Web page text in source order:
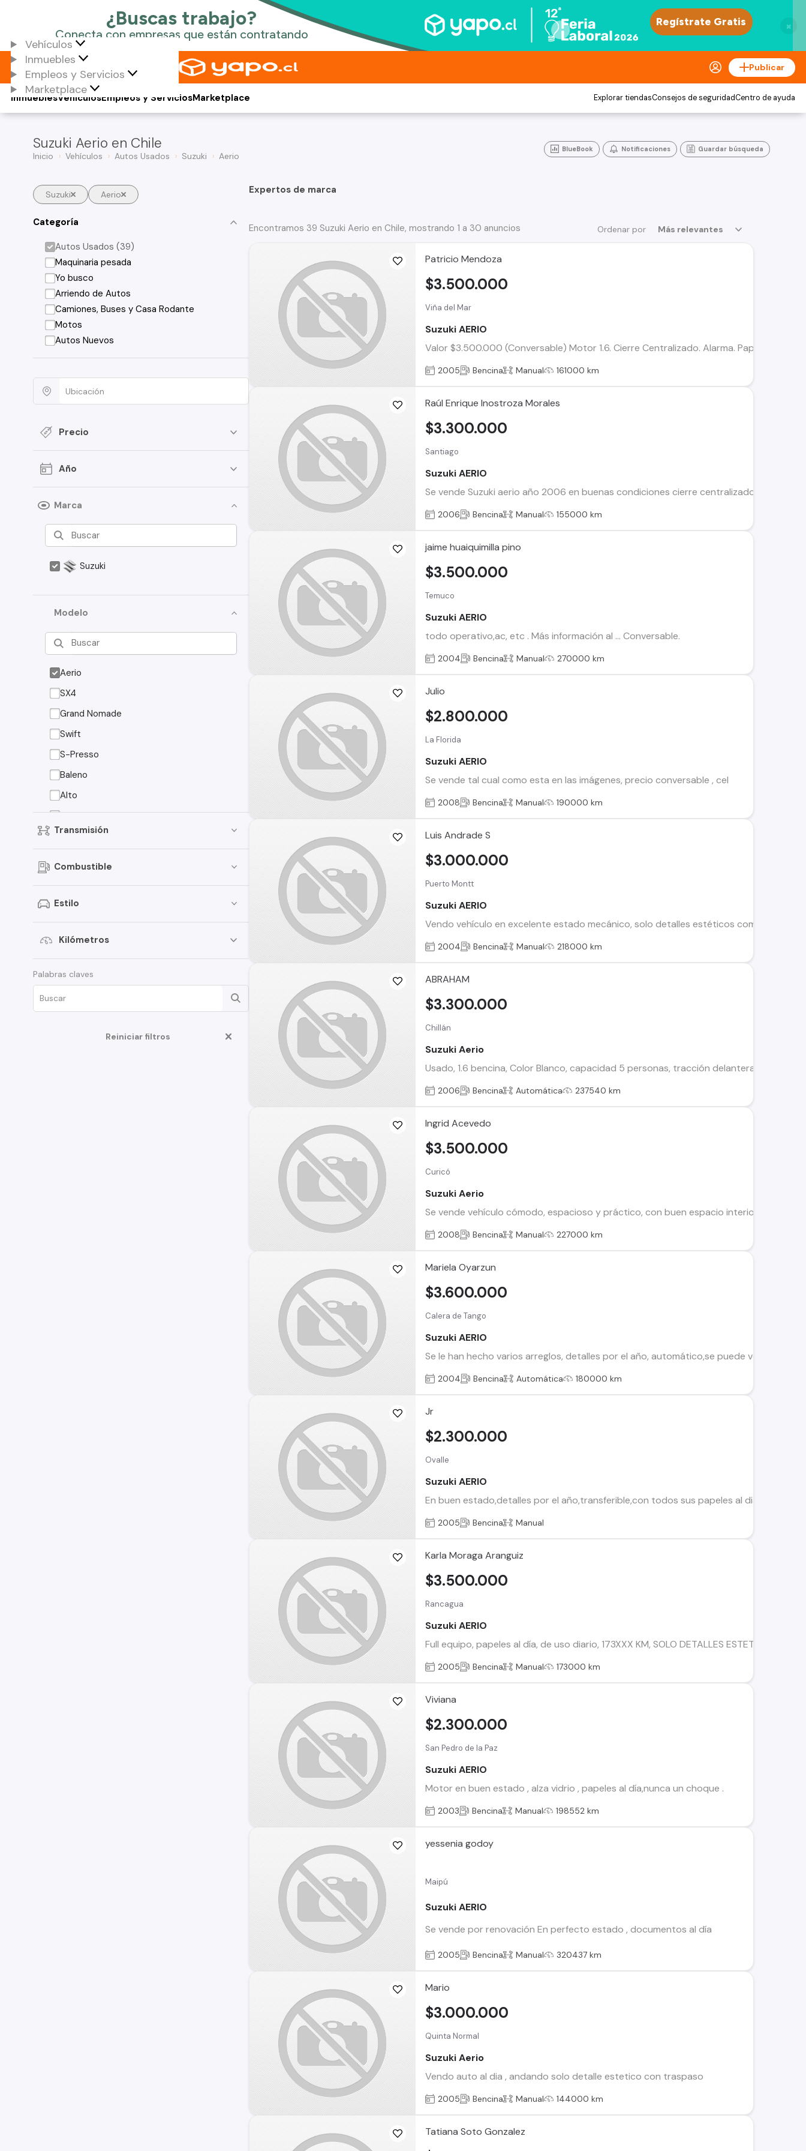
×
Vehículos
Inmuebles
Empleos y Servicios
Marketplace
Publicar
Vehículos
Inmuebles Empleos y ServiciosMarketplace Explorar tiendasConsejos de seguridadCentro de ayuda
Suzuki Aerio en Chile
Inicio Vehículos Autos Usados Suzuki Aerio
BlueBook Notificaciones Guardar búsqueda
Suzuki Aerio
Categoría
Autos Usados (39)
Maquinaria pesada
Yo busco
Arriendo de Autos
Camiones, Buses y Casa Rodante
Motos
Autos Nuevos
Precio
Año
Marca
Suzuki
Modelo
Aerio
SX4
Grand Nomade
Swift
S-Presso
Baleno
Alto
Dzire
Jimny
Vitara
XL7
Ciaz
Ertiga
Fronx
Transmisión
Combustible
Estilo
Kilómetros
Palabras claves
Reiniciar filtros
Expertos de marca
Ordenar por Más relevantes
Encontramos 39 Suzuki Aerio en Chile, mostrando 1 a 30 anuncios
Patricio Mendoza
Viña del Mar
Suzuki AERIO
Valor $3.500.000 (Conversable) Motor 1.6. Cierre Centralizado. Alarma. Papeles al día.
$3.500.000
2005 Bencina Manual 161000 km
Raúl Enrique Inostroza Morales
Santiago
Suzuki AERIO
Se vende Suzuki aerio año 2006 en buenas condiciones cierre centralizado 2 llaves
$3.300.000
2006 Bencina Manual 155000 km
jaime huaiquimilla pino
Temuco
Suzuki AERIO
todo operativo,ac, etc . Más información al ... Conversable.
$3.500.000
2004 Bencina Manual 270000 km
Julio
La Florida
Suzuki AERIO
Se vende tal cual como esta en las imágenes, precio conversable , cel
$2.800.000
2008 Bencina Manual 190000 km
Luis Andrade S
Puerto Montt
Suzuki AERIO
Vendo vehículo en excelente estado mecánico, solo detalles estéticos como se
$3.000.000
2004 Bencina Manual 218000 km
ABRAHAM
Chillán
Suzuki Aerio
Usado, 1.6 bencina, Color Blanco, capacidad 5 personas, tracción delantera,
$3.300.000
2006 Bencina Automática 237540 km
Ingrid Acevedo
Curicó
Suzuki Aerio
Se vende vehículo cómodo, espacioso y práctico, con buen espacio interior y un
$3.500.000
2008 Bencina Manual 227000 km
Mariela Oyarzun
Calera de Tango
Suzuki AERIO
Se le han hecho varios arreglos, detalles por el año, automático,se puede venir a ver
$3.600.000
2004 Bencina Automática 180000 km
Jr
Ovalle
Suzuki AERIO
En buen estado,detalles por el año,transferible,con todos sus papeles al dia,precio
$2.300.000
2005 Bencina Manual
Karla Moraga Aranguiz
Rancagua
Suzuki AERIO
Full equipo, papeles al día, de uso diario, 173XXX KM, SOLO DETALLES ESTETICOS POR
$3.500.000
2005 Bencina Manual 173000 km
Viviana
San Pedro de la Paz
Suzuki AERIO
Motor en buen estado , alza vidrio , papeles al día,nunca un choque .
$2.300.000
2003 Bencina Manual 198552 km
yessenia godoy
Maipú
Suzuki AERIO
Se vende por renovación En perfecto estado , documentos al día
2005 Bencina Manual 320437 km
Mario
Quinta Normal
Suzuki Aerio
Vendo auto al dia , andando solo detalle estetico con traspaso
$3.000.000
2005 Bencina Manual 144000 km
Tatiana Soto Gonzalez